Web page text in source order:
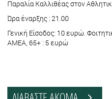
Παραλία Καλλιθέας στον
Ώρα έναρξης : 21.00
Γενική Είσοδος: 10 ευρώ.
ΑΜΕΑ, 65+ : 5 ευρώ